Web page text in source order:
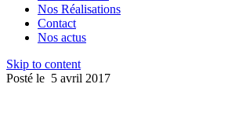
Nos Réalisations
Contact
Nos actus
Skip to content
Posté le 5 avril 2017